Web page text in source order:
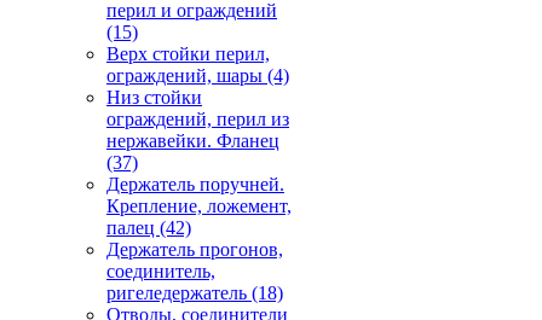
перил и ограждений
(15)
Верх стойки перил,
ограждений, шары (4)
Низ стойки
ограждений, перил из
нержавейки. Фланец
(37)
Держатель поручней.
Крепление, ложемент,
палец (42)
Держатель прогонов,
соединитель,
ригеледержатель (18)
Отводы, соединители